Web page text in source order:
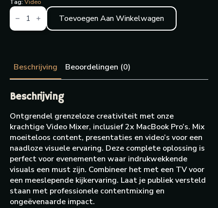
Tag: Video
Video
mixer
aantal
Toevoegen Aan Winkelwagen
Beschrijving Beoordelingen (0)
Beschrijving
Ontgrendel grenzeloze creativiteit met onze
krachtige Video Mixer, inclusief 2x MacBook Pro’s. Mix
moeiteloos content, presentaties en video’s voor een
naadloze visuele ervaring. Deze complete oplossing is
perfect voor evenementen waar indrukwekkende
visuals een must zijn. Combineer het met een TV voor
een meeslepende kijkervaring. Laat je publiek versteld
staan met professionele contentmixing en
ongeëvenaarde impact.